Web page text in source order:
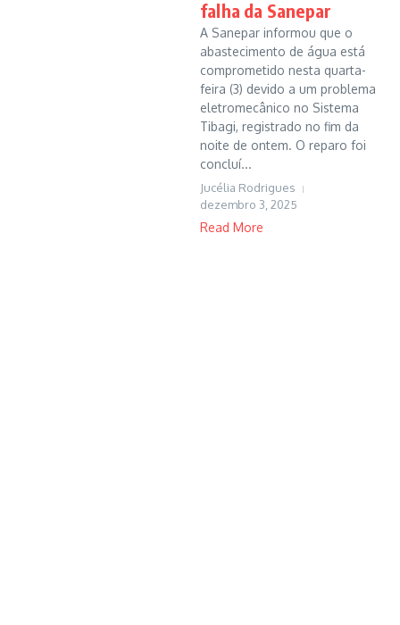
falha da Sanepar
A Sanepar informou que o
abastecimento de água está
comprometido nesta quarta-
feira (3) devido a um problema
eletromecânico no Sistema
Tibagi, registrado no fim da
noite de ontem. O reparo foi
concluí...
Jucélia Rodrigues
dezembro 3, 2025
Read More